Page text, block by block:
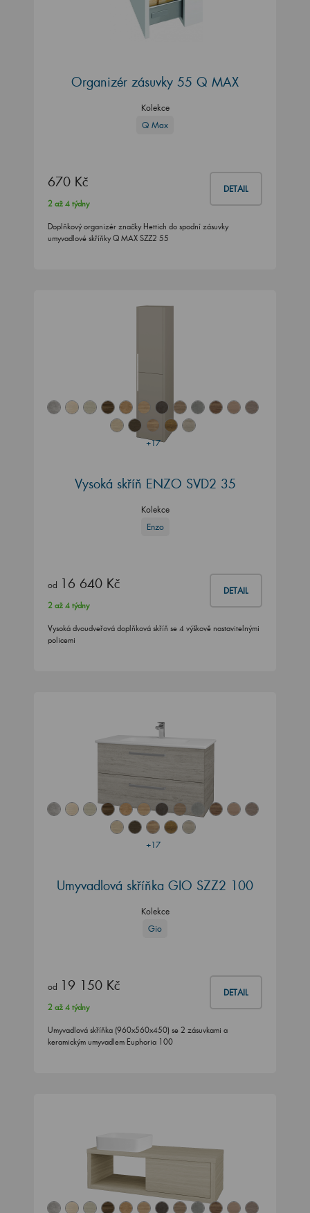
Organizér zásuvky 55 Q MAX
Kolekce
Q Max
670 Kč DETAIL
2 až 4 týdny
Doplňkový organizér značky Hettich do spodní zásuvky
umyvadlové skříňky Q MAX SZZ2 55
+17
Vysoká skříň ENZO SVD2 35
Kolekce
Enzo
od 16 640 Kč DETAIL
2 až 4 týdny
Vysoká dvoudveřová doplňková skříň se 4 výškově nastavitelnými
policemi
+17
Umyvadlová skříňka GIO SZZ2 100
Kolekce
Gio
od 19 150 Kč DETAIL
2 až 4 týdny
Umyvadlová skříňka (960x560x450) se 2 zásuvkami a
keramickým umyvadlem Euphoria 100